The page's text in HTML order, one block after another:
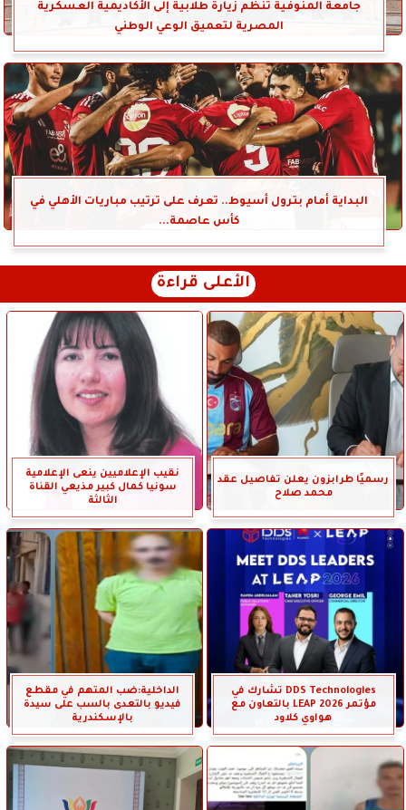
جامعة المنوفية تنظم زيارة طلابية إلى الأكاديمية العسكرية
المصرية لتعميق الوعي الوطني
البداية أمام بترول أسيوط.. تعرف على ترتيب مباريات الأهلي في
كأس عاصمة...
الأعلى قراءة
رسميًا طرابزون يعلن تفاصيل عقد
محمد صلاح
نقيب الإعلاميين ينعى الإعلامية
سونيا كمال كبير مذيعي القناة
الثالثة
DDS Technologies تشارك في
مؤتمر LEAP 2026 بالتعاون مع
هواوي كلاود
الداخلية:ضب المتهم في مقطع
فيديو بالتعدى بالسب على سيدة
بالإسكندرية